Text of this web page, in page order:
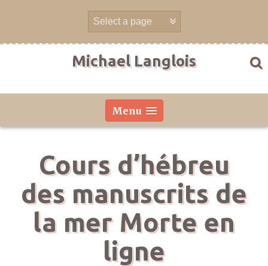
Michael Langlois
Menu
Cours d’hébreu
des manuscrits de
la mer Morte en
ligne